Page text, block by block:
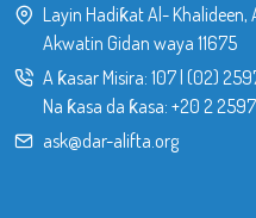
Layin Hadiƙat Al- Khalideen,
Akwatin Gidan waya 11675
A ƙasar Misira: 107| (02)
Na ƙasa da ƙasa: +20 2
ask@dar-alifta.org